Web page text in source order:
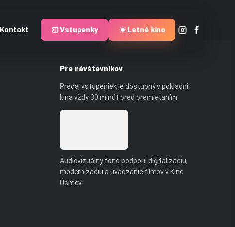
Kontakt Vstupenky Letné kino
Pre návštevníkov
Predaj vstupeniek je dostupný v pokladni
kina vždy 30 minút pred premietaním.
Audiovizuálny fond podporil digitalizáciu,
modernizáciu a uvádzanie filmov v Kine
Úsmev.